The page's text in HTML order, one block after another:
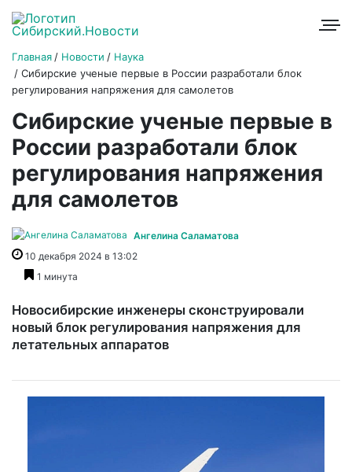
Главная Новости
Наука
Сибирские ученые первые в России разработали блок
регулирования напряжения для самолетов
Сибирские ученые первые в
России разработали блок
регулирования напряжения
для самолетов
Ангелина Саламатова
10 декабря 2024 в 13:02
1 минута
Новосибирские инженеры сконструировали
новый блок регулирования напряжения для
летательных аппаратов